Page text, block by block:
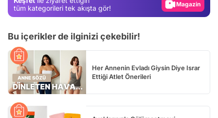
tüm kategorileri tek akışta gör!
Video
Bu içerikler de ilginizi çekebilir!
Her Annenin Evladı Giysin Diye Israr
Ettiği Atlet Önerileri